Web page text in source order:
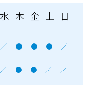
水 木 金 土 日
／ ● ● ● ／
／ ● ● ／ ／